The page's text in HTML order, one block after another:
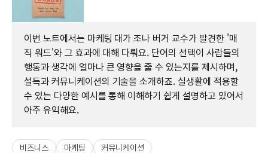
이번 노트에서는 마케팅 대가 조나 버거 교수가 발견한 '매
직 워드'와 그 효과에 대해 다뤄요. 단어의 선택이 사람들의
행동과 생각에 얼마나 큰 영향을 줄 수 있는지를 제시하며,
설득과 커뮤니케이션의 기술을 소개하죠. 실생활에 적용할
수 있는 다양한 예시를 통해 이해하기 쉽게 설명하고 있어서
아주 유익해요.
비즈니스 마케팅 커뮤니케이션